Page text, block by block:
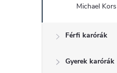
ó
Michael
Férfi karórák
Gyerek karórák